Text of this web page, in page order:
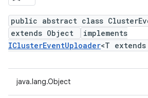
public abstract class
extends Object
implements
IClusterEventUploader<T extends
java.lang.Object